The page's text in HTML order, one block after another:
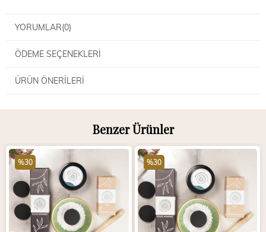
YORUMLAR(0)
ÖDEME SEÇENEKLERI
ÜRÜN ÖNERILERI
Benzer Ürünler
%30 %30